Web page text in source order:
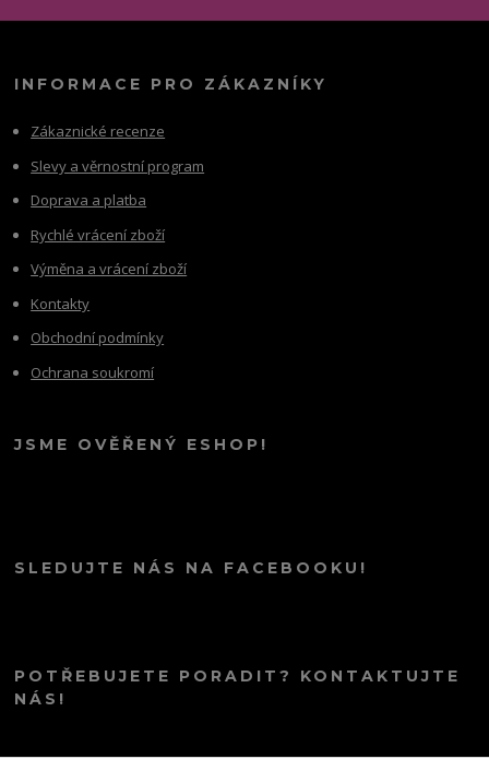
INFORMACE PRO ZÁKAZNÍKY
Zákaznické recenze
Slevy a věrnostní program
Doprava a platba
Rychlé vrácení zboží
Výměna a vrácení zboží
Kontakty
Obchodní podmínky
Ochrana soukromí
JSME OVĚŘENÝ ESHOP!
SLEDUJTE NÁS NA FACEBOOKU!
POTŘEBUJETE PORADIT? KONTAKTUJTE
NÁS!